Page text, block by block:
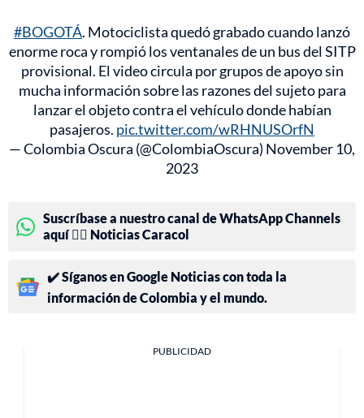
#BOGOTÁ. Motociclista quedó grabado cuando lanzó
enorme roca y rompió los ventanales de un bus del SITP
provisional. El video circula por grupos de apoyo sin
mucha información sobre las razones del sujeto para
lanzar el objeto contra el vehículo donde habían
pasajeros. pic.twitter.com/wRHNUSOrfN
— Colombia Oscura (@ColombiaOscura) November 10,
2023
Suscríbase a nuestro canal de WhatsApp Channels
aquí 👉🏻 Noticias Caracol
✔️ Síganos en Google Noticias con toda la
información de Colombia y el mundo.
PUBLICIDAD